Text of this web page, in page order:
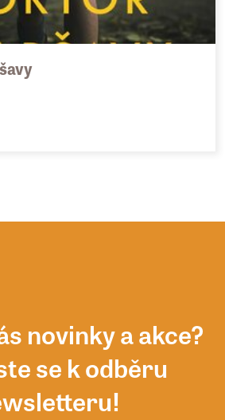
novinky a akce?
se k odběru